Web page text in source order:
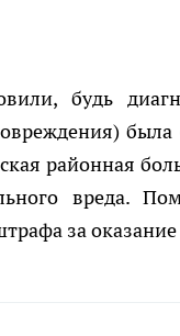
будь
районная
вреда.
за